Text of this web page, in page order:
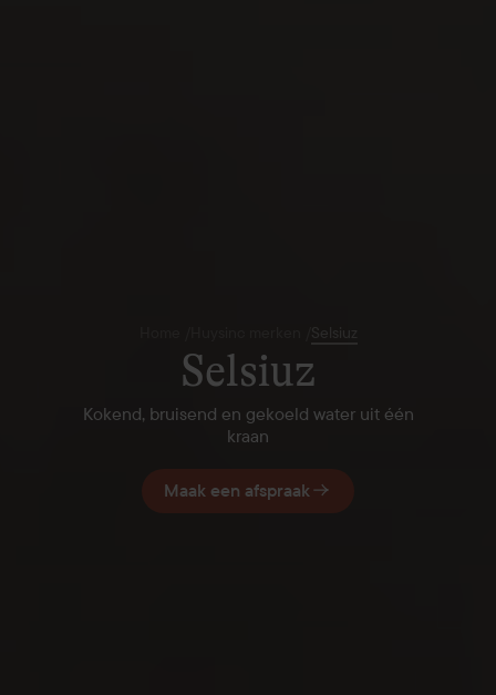
Selsiuz
Kokend, bruisend en gekoeld water uit één
kraan
Maak een afspraak